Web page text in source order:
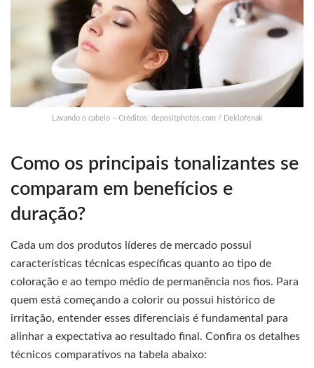
Lavando o cabelo – Créditos: depositphotos.com / Deklofenak
Como os principais tonalizantes se
comparam em benefícios e
duração?
Cada um dos produtos líderes de mercado possui
características técnicas específicas quanto ao tipo de
coloração e ao tempo médio de permanência nos fios. Para
quem está começando a colorir ou possui histórico de
irritação, entender esses diferenciais é fundamental para
alinhar a expectativa ao resultado final. Confira os detalhes
técnicos comparativos na tabela abaixo: